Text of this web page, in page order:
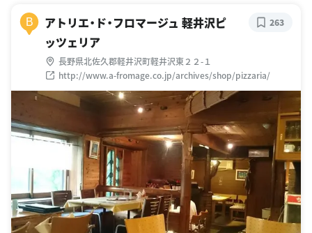
B
アトリエ・ド・フロマージュ 軽井沢ピ
ッツェリア
長野県北佐久郡軽井沢町軽井沢東２２-１
http://www.a-fromage.co.jp/archives/shop/pizzaria/
263